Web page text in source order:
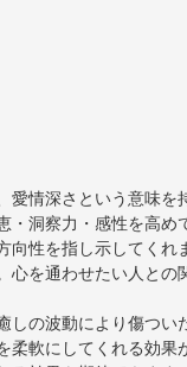
情深さという意味
洞察力・感性を高
性を指し示してく
を通わせたい人との
の波動により傷つ
軟にしてくれる効